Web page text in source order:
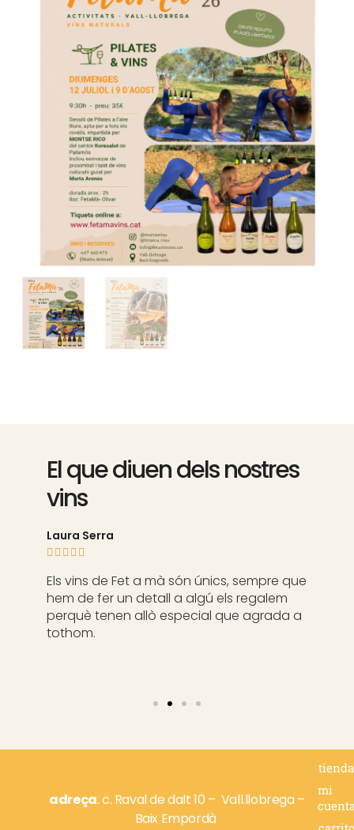
El que diuen dels nostres
vins
Laura Serra
    
Els vins de Fet a mà són únics, sempre que
hem de fer un detall a algú els regalem
perquè tenen allò especial que agrada a
tothom.
adreça. c. Raval de dalt 10 – Vall.llobrega –
Baix Empordà
tienda
mi